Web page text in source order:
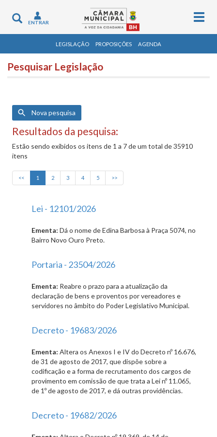
Toggle
navigation
ENTRAR
LEGISLAÇÃO PROPOSIÇÕES AGENDA
Pesquisar Legislação
Nova pesquisa
Resultados da pesquisa:
Estão sendo exibidos os itens de 1 a 7 de um total de 35910
itens
<< 1 2 3 4 5 >>
Lei - 12101/2026
Ementa: Dá o nome de Edina Barbosa à Praça 5074, no
Bairro Novo Ouro Preto.
Portaria - 23504/2026
Ementa: Reabre o prazo para a atualização da
declaração de bens e proventos por vereadores e
servidores no âmbito do Poder Legislativo Municipal.
Decreto - 19683/2026
Ementa: Altera os Anexos I e IV do Decreto nº 16.676,
de 31 de agosto de 2017, que dispõe sobre a
codificação e a forma de recrutamento dos cargos de
provimento em comissão de que trata a Lei nº 11.065,
de 1º de agosto de 2017, e dá outras providências.
Decreto - 19682/2026